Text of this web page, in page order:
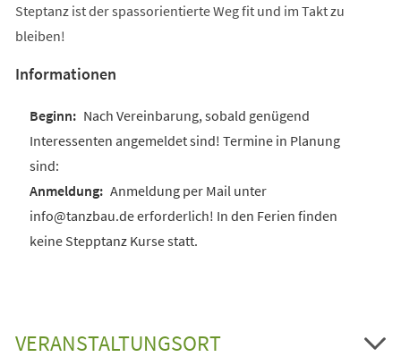
Steptanz ist der spassorientierte Weg fit und im Takt zu
bleiben!
Informationen
Nach Vereinbarung, sobald genügend
Interessenten angemeldet sind! Termine in Planung
sind:
Anmeldung per Mail unter
info@tanzbau.de erforderlich! In den Ferien finden
keine Stepptanz Kurse statt.
VERANSTALTUNGSORT